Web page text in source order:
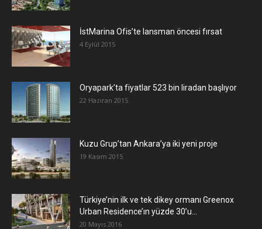
İstMarina Ofis’te lansman öncesi fırsat
4 Eylül 2015
Oryapark’ta fiyatlar 523 bin liradan başlıyor
22 Haziran 2015
​Kuzu Grup’tan Ankara’ya iki yeni proje
19 Kasım 2015
Türkiye’nin ilk ve tek dikey ormanı Greenox
Urban Residence’ın yüzde 30’u...
20 Mayıs 2016